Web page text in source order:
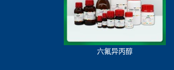
六氟异丙醇